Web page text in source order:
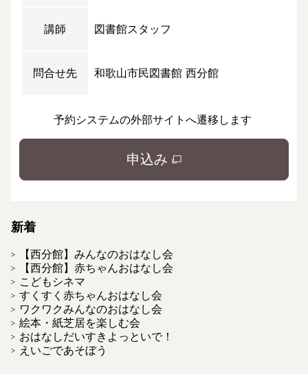
講師 図書館スタッフ
問合せ先 和歌山市民図書館 西分館
予約システムの外部サイトへ遷移します
申込み
新着
【西分館】みんなのおはなし会
【西分館】赤ちゃんおはなし会
こどもシネマ
すくすく赤ちゃんおはなし会
ワクワクみんなのおはなし会
絵本・紙芝居を楽しむ会
おはなしだいすきよっといで！
えいごであそぼう